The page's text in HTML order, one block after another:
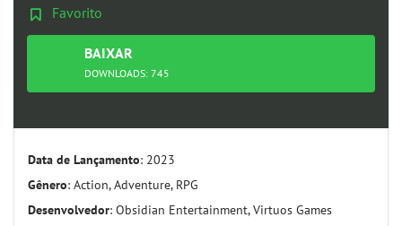
Favorito
BAIXAR
TORRENTDOWNLOADS: 745
Data de Lançamento: 2023
Gênero: Action, Adventure, RPG
Desenvolvedor: Obsidian Entertainment, Virtuos Games